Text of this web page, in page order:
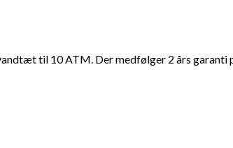
til 10 ATM. Der medfølger 2 års